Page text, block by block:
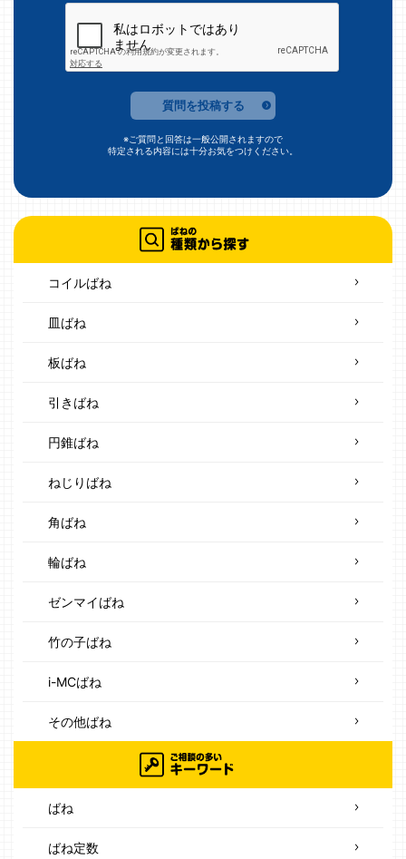
質問を投稿する
※ご質問と回答は一般公開されますので
特定される内容には十分お気をつけください。
コイルばね
皿ばね
板ばね
引きばね
円錐ばね
ねじりばね
角ばね
輪ばね
ゼンマイばね
竹の子ばね
i-MCばね
その他ばね
ばね
ばね定数